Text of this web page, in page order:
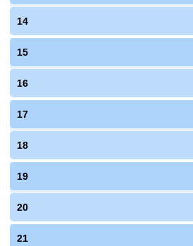
14
15
16
17
18
19
20
21